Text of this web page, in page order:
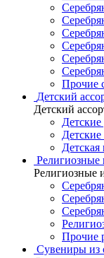
Прочие
Детский
Детский
Детские
Детская
Религиозные
Религиозные
Прочие
Сувениры из